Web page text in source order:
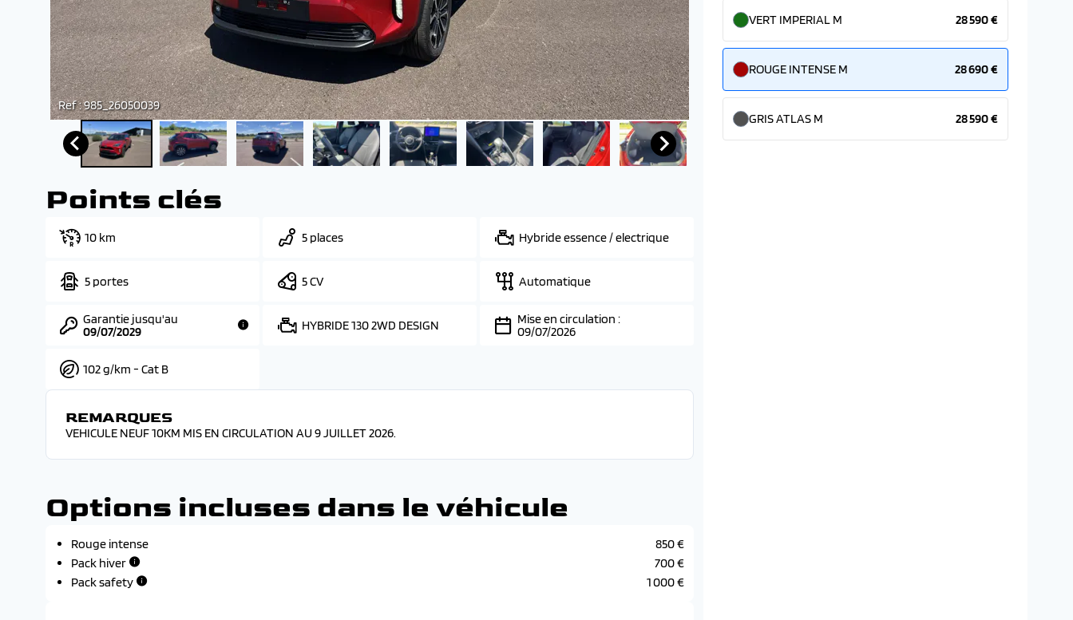
Ref : 985_26050039
VERT IMPERIAL M 28 590 €
ROUGE INTENSE M 28 690 €
GRIS ATLAS M 28 590 €
Points clés
10 km 5 places Hybride essence / electrique
5 portes 5 CV Automatique
Garantie jusqu'au
09/07/2029
HYBRIDE 130 2WD DESIGN
Mise en circulation :
09/07/2026
102 g/km - Cat B
REMARQUES
VEHICULE NEUF 10KM MIS EN CIRCULATION AU 9 JUILLET 2026.
Options incluses dans le véhicule
Rouge intense
850 €
Pack hiver
700 €
Pack safety
1 000 €